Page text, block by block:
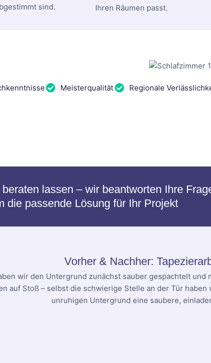
sind.
Ihren Räumen passt.
Meisterqualität Regionale
lassen – wir beantworten Ihre
die passende Lösung für Ihr Projekt
Vorher & Nachher:
wir den Untergrund zunächst sauber gespachtelt
auf Stoß – selbst die schwierige Stelle an der Tür
unruhigen Untergrund eine saubere,